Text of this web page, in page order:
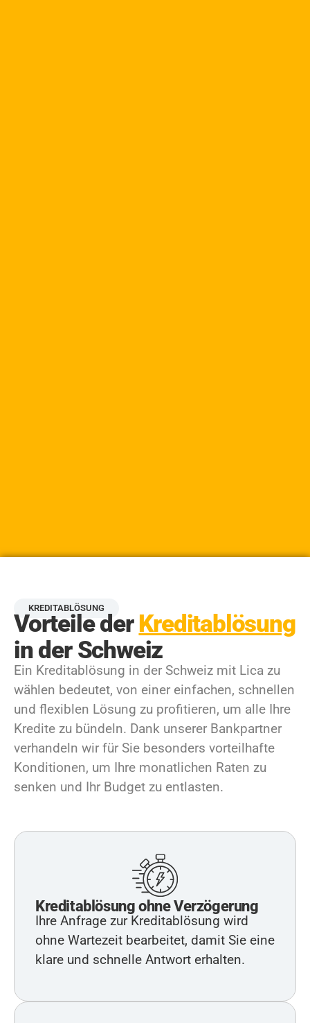
KREDITABLÖSUNG
Vorteile derKreditablösung
in der Schweiz
Ein Kreditablösung in der Schweiz mit Lica zu
wählen bedeutet, von einer einfachen, schnellen
und flexiblen Lösung zu profitieren, um alle Ihre
Kredite zu bündeln. Dank unserer Bankpartner
verhandeln wir für Sie besonders vorteilhafte
Konditionen, um Ihre monatlichen Raten zu
senken und Ihr Budget zu entlasten.
Kreditablösung ohne Verzögerung
Ihre Anfrage zur Kreditablösung wird
ohne Wartezeit bearbeitet, damit Sie eine
klare und schnelle Antwort erhalten.